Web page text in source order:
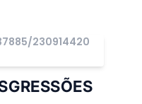
230914420